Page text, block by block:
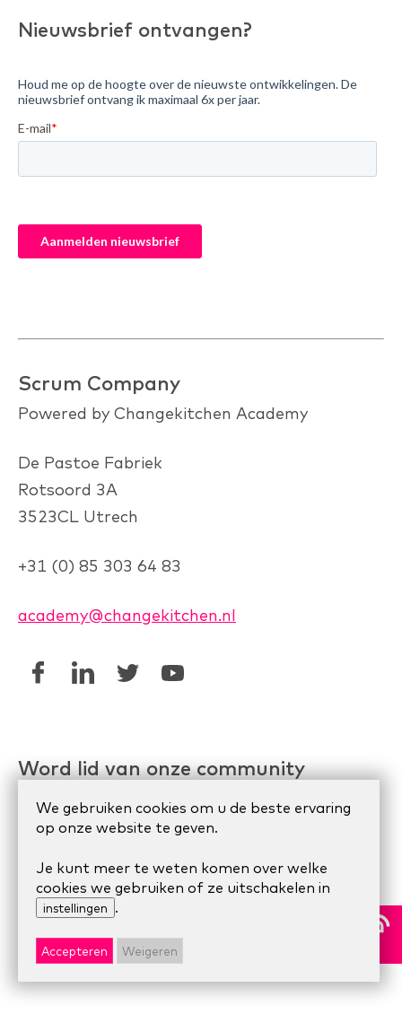
Nieuwsbrief ontvangen?
Scrum Company
Powered by Changekitchen Academy
De Pastoe Fabriek
Rotsoord 3A
3523CL Utrech
+31 (0) 85 303 64 83
academy@changekitchen.nl
Word lid van onze community
Linkedin AgileHR
Meetup Organize Agile
© 2024 Scrum Company.
We gebruiken cookies om u de beste ervaring
op onze website te geven.
Je kunt meer te weten komen over welke
cookies we gebruiken of ze uitschakelen in
instellingen .
Accepteren Weigeren